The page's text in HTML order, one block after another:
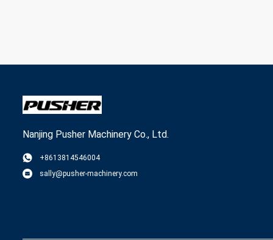
Nanjing Pusher Machinery Co., Ltd.
+8613814546004
sally@pusher-machinery.com